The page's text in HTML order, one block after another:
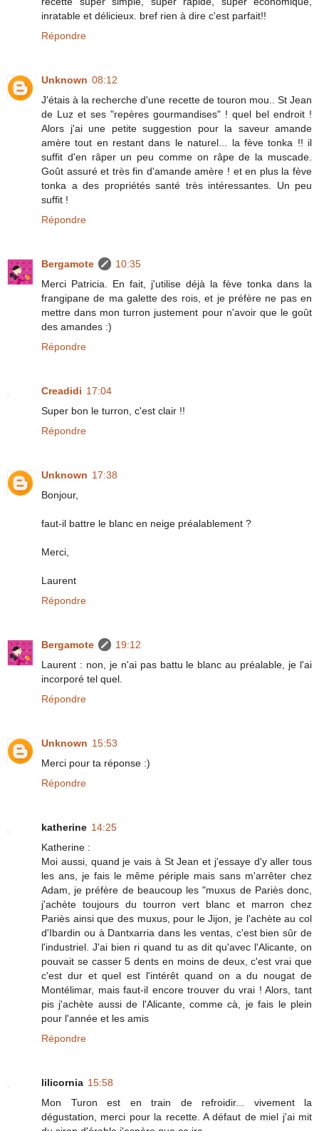
inratable et délicieux. bref rien à dire c'est parfait!!
Répondre
Unknown 08:12
J'étais à la recherche d'une recette de touron mou.. St Jean
de Luz et ses "repères gourmandises" ! quel bel endroit !
Alors j'ai une petite suggestion pour la saveur amande
amère tout en restant dans le naturel... la fève tonka !! il
suffit d'en râper un peu comme on râpe de la muscade.
Goût assuré et très fin d'amande amère ! et en plus la fève
tonka a des propriétés santé très intéressantes. Un peu
suffit !
Répondre
Bergamote
10:35
Merci Patricia. En fait, j'utilise déjà la fève tonka dans la
frangipane de ma galette des rois, et je préfère ne pas en
mettre dans mon turron justement pour n'avoir que le goût
des amandes :)
Répondre
Creadidi 17:04
Super bon le turron, c'est clair !!
Répondre
Unknown 17:38
Bonjour,
faut-il battre le blanc en neige préalablement ?
Merci,
Laurent
Répondre
Bergamote
19:12
Laurent : non, je n'ai pas battu le blanc au préalable, je l'ai
incorporé tel quel.
Répondre
Unknown 15:53
Merci pour ta réponse :)
Répondre
katherine 14:25
Katherine :
Moi aussi, quand je vais à St Jean et j'essaye d'y aller tous
les ans, je fais le même périple mais sans m'arrêter chez
Adam, je préfère de beaucoup les "muxus de Pariès donc,
j'achète toujours du tourron vert blanc et marron chez
Pariès ainsi que des muxus, pour le Jijon, je l'achète au col
d'Ibardin ou à Dantxarria dans les ventas, c'est bien sûr de
l'industriel. J'ai bien ri quand tu as dit qu'avec l'Alicante, on
pouvait se casser 5 dents en moins de deux, c'est vrai que
c'est dur et quel est l'intérêt quand on a du nougat de
Montélimar, mais faut-il encore trouver du vrai ! Alors, tant
pis j'achète aussi de l'Alicante, comme cà, je fais le plein
pour l'année et les amis
Répondre
lilicornia 15:58
Mon Turon est en train de refroidir... vivement la
dégustation, merci pour la recette. A défaut de miel j'ai mit